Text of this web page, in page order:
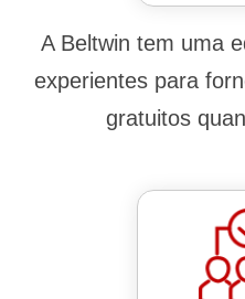
A Beltwin tem uma
experientes para
gratuitos